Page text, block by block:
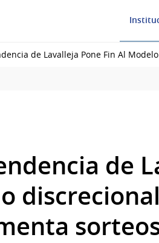
de Lavalleja Pone Fin Al
de